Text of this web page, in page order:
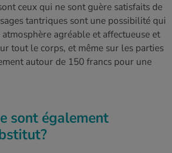
ceux qui ne sont guère satisfaits de
tantriques sont une possibilité qui
agréable et affectueuse et
tout le corps, et même sur les parties
autour de 150 francs pour une
sont également